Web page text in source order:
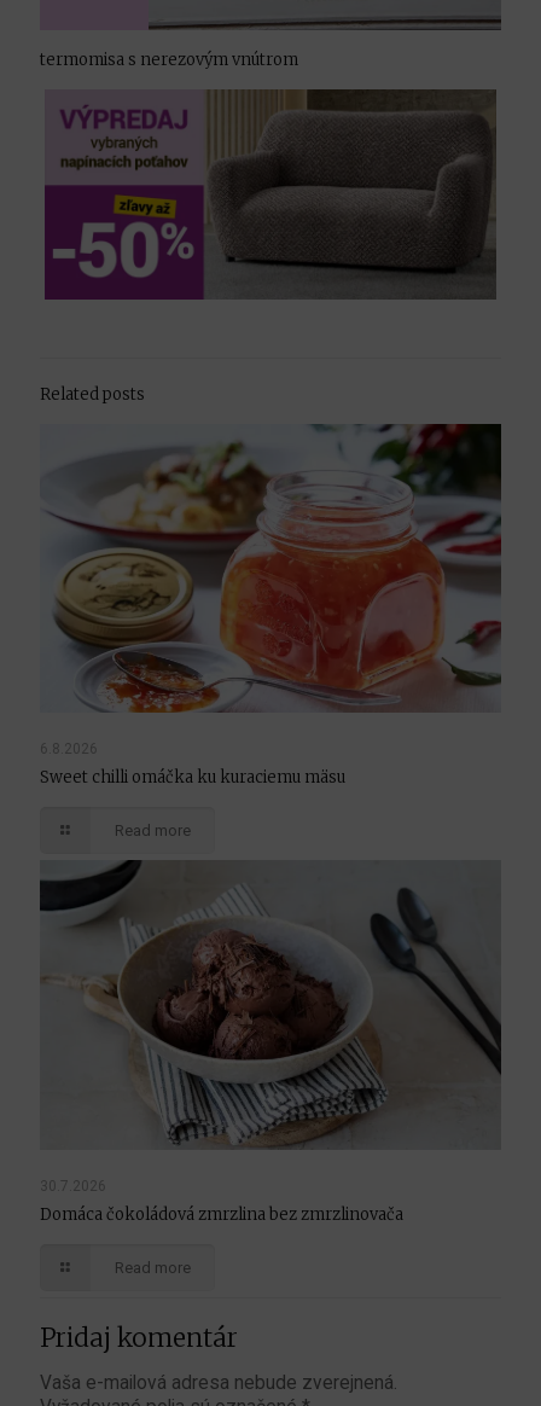
termomisa s nerezovým vnútrom
Related posts
6.8.2026
Sweet chilli omáčka ku kuraciemu mäsu
Read more
30.7.2026
Domáca čokoládová zmrzlina bez zmrzlinovača
Read more
Pridaj komentár
Vaša e-mailová adresa nebude zverejnená.